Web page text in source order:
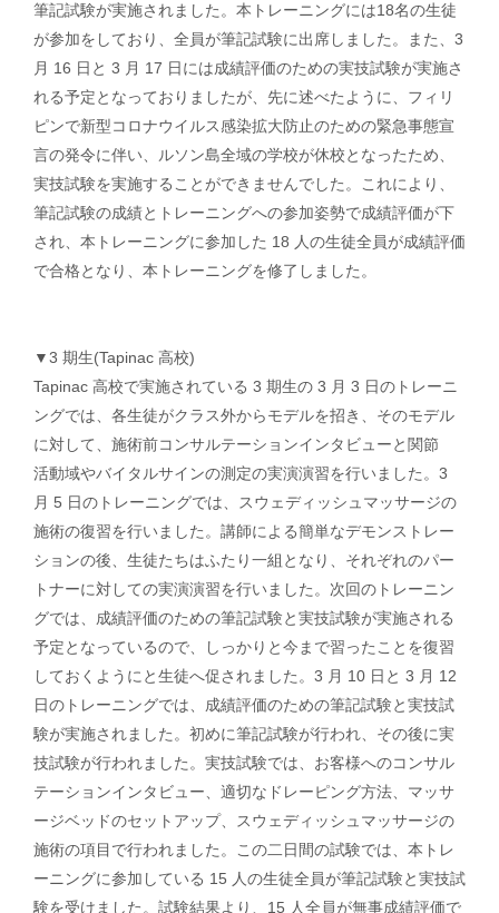
筆記試験が実施されました。本トレーニングには18名の⽣徒
が参加をしており、全員が筆記試験に出席しました。また、3
⽉ 16 ⽇と 3 ⽉ 17 ⽇には成績評価のための実技試験が実施さ
れる予定となっておりましたが、先に述べたように、フィリ
ピンで新型コロナウイルス感染拡⼤防⽌のための緊急事態宣
⾔の発令に伴い、ルソン島全域の学校が休校となったため、
実技試験を実施することができませんでした。これにより、
筆記試験の成績とトレーニングへの参加姿勢で成績評価が下
され、本トレーニングに参加した 18 ⼈の⽣徒全員が成績評価
で合格となり、本トレーニングを修了しました。
▼3 期⽣(Tapinac ⾼校)
Tapinac ⾼校で実施されている 3 期⽣の 3 ⽉ 3 ⽇のトレーニ
ングでは、各⽣徒がクラス外からモデルを招き、そのモデル
に対して、施術前コンサルテーションインタビューと関節
活動域やバイタルサインの測定の実演演習を⾏いました。3
⽉ 5 ⽇のトレーニングでは、スウェディッシュマッサージの
施術の復習を⾏いました。講師による簡単なデモンストレー
ションの後、⽣徒たちはふたり⼀組となり、それぞれのパー
トナーに対しての実演演習を⾏いました。次回のトレーニン
グでは、成績評価のための筆記試験と実技試験が実施される
予定となっているので、しっかりと今まで習ったことを復習
しておくようにと⽣徒へ促されました。3 ⽉ 10 ⽇と 3 ⽉ 12
⽇のトレーニングでは、成績評価のための筆記試験と実技試
験が実施されました。初めに筆記試験が⾏われ、その後に実
技試験が⾏われました。実技試験では、お客様へのコンサル
テーションインタビュー、適切なドレーピング⽅法、マッサ
ージベッドのセットアップ、スウェディッシュマッサージの
施術の項⽬で⾏われました。この⼆⽇間の試験では、本トレ
ーニングに参加している 15 ⼈の⽣徒全員が筆記試験と実技試
験を受けました。試験結果より、15 ⼈全員が無事成績評価で